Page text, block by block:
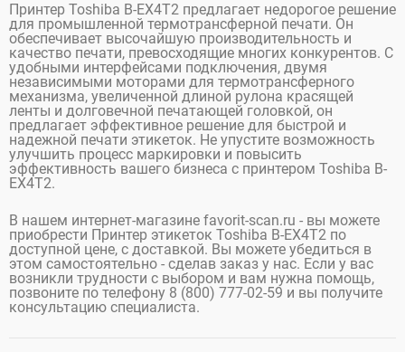
Принтер Toshiba B-EX4T2 предлагает недорогое решение
для промышленной термотрансферной печати. Он
обеспечивает высочайшую производительность и
качество печати, превосходящие многих конкурентов. С
удобными интерфейсами подключения, двумя
независимыми моторами для термотрансферного
механизма, увеличенной длиной рулона красящей
ленты и долговечной печатающей головкой, он
предлагает эффективное решение для быстрой и
надежной печати этикеток. Не упустите возможность
улучшить процесс маркировки и повысить
эффективность вашего бизнеса с принтером Toshiba B-
EX4T2.
В нашем интернет-магазине favorit-scan.ru - вы можете
приобрести Принтер этикеток Toshiba B-EX4T2 по
доступной цене, с доставкой. Вы можете убедиться в
этом самостоятельно - сделав заказ у нас. Если у вас
возникли трудности с выбором и вам нужна помощь,
позвоните по телефону 8 (800) 777-02-59 и вы получите
консультацию специалиста.